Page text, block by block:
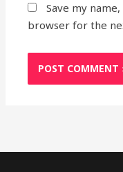
Save my
browser for the